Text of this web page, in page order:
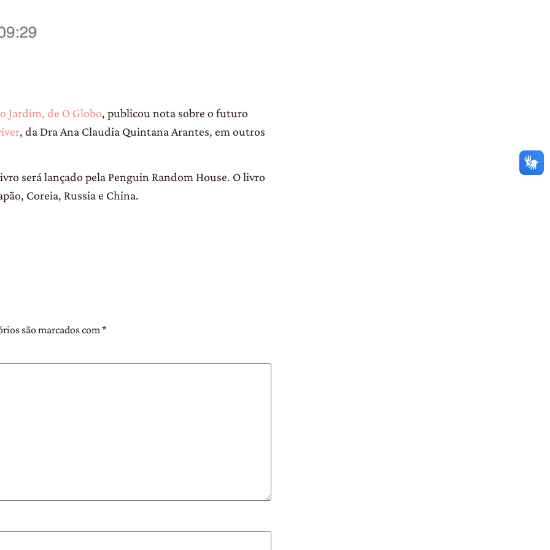
Jardim, de O Globo, publicou nota sobre o futuro
, da Dra Ana Claudia Quintana Arantes, em outros
será lançado pela Penguin Random House. O livro
Coreia, Russia e China.
são marcados com *